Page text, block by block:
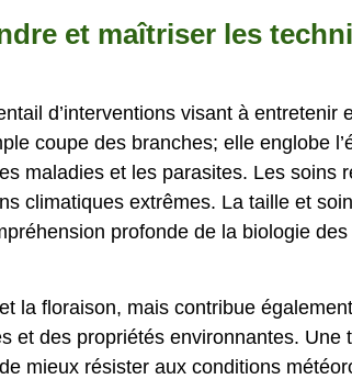
et maîtriser les
d’interventions visant à entretenir
coupe des branches; elle englobe
maladies et les parasites. Les soins
climatiques extrêmes. La taille et
profonde de la biologie
la floraison, mais contribue
et des propriétés environnantes. Une
mieux résister aux conditions